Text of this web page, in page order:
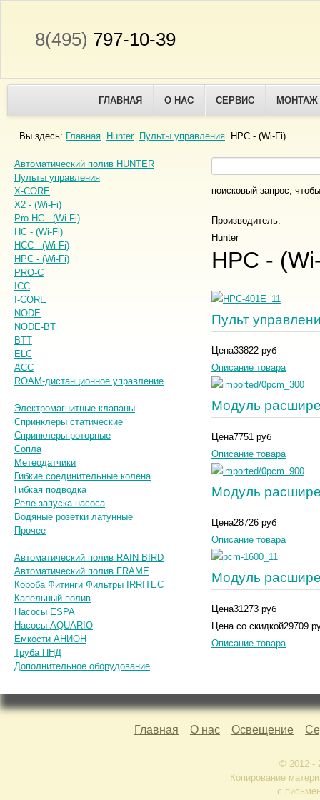
8(495) 797-10-39
ГЛАВНАЯ О НАС СЕРВИС МОНТАЖ
Вы здесь: Главная Hunter Пульты управления HPC - (Wi-Fi)
Автоматический полив HUNTER
Пульты управления
X-CORE
X2 - (Wi-Fi)
Pro-HC - (Wi-Fi)
HC - (Wi-Fi)
HCC - (Wi-Fi)
HPC - (Wi-Fi)
PRO-C
ICC
I-CORE
NODE
NODE-BT
BTT
ELC
ACC
ROAM-дистанционное управление
Электромагнитные клапаны
Спринклеры статические
Спринклеры роторные
Сопла
Метеодатчики
Гибкие соединительные колена
Гибкая подводка
Реле запуска насоса
Водяные розетки латунные
Прочее
Автоматический полив RAIN BIRD
Автоматический полив FRAME
Короба Фитинги Фильтры IRRITEC
Капельный полив
Насосы ESPA
Насосы AQUARIO
Ёмкости АНИОН
Труба ПНД
Дополнительное оборудование
поисковый запрос,
Производитель:
Hunter
HPC -
Пульт
Цена33822 руб
Описание товара
Модуль
Цена7751 руб
Описание товара
Модуль
Цена28726 руб
Описание товара
Модуль
Цена31273 руб
Цена со скидкой29709
Описание товара
Главная О нас Освещение
© 2012 -
Копирование
с